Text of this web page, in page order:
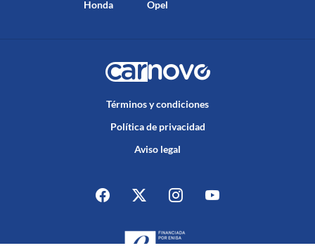
Honda
Opel
Términos y condiciones
Política de privacidad
Aviso legal